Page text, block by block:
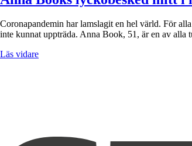
Coronapandemin har lamslagit en hel värld. För
inte kunnat uppträda. Anna Book, 51, är en av alla
Läs vidare